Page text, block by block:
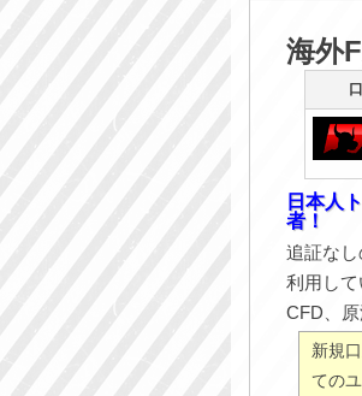
海外
日本人
者！
追証な
利用し
CFD、
新規
ての